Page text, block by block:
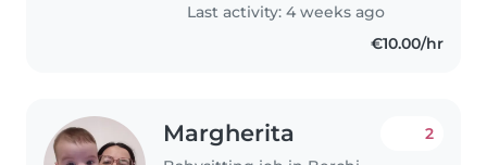
Last activity: 4 weeks ago
€10.00/hr
Margherita 2